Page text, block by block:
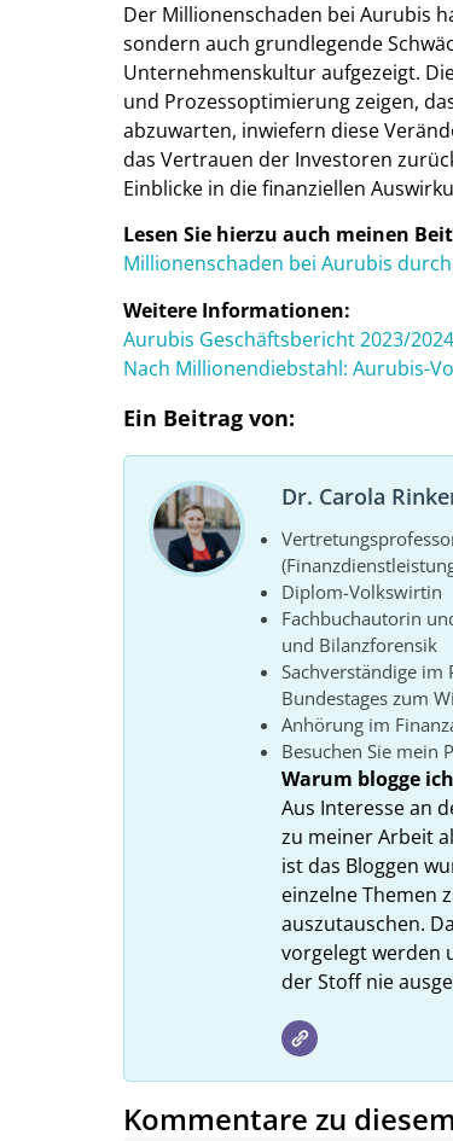
Der Millionenschaden bei Aurubis
sondern auch grundlegende
Unternehmenskultur aufgezeigt.
und Prozessoptimierung zeigen,
abzuwarten, inwiefern diese
das Vertrauen der Investoren
Einblicke in die finanziellen
Lesen Sie hierzu auch meinen
Millionenschaden bei Aurubis
Weitere Informationen:
Aurubis Geschäftsbericht 2023/2024
Nach Millionendiebstahl: Aurubis-
Ein Beitrag von:
Dr. Carola
Diplom-Volkswirtin
Fachbuchautorin
und Bilanzforensik
Sachverständige im
Bundestages zum
Anhörung im
Besuchen Sie mein
Warum blogge
Aus Interesse an
zu meiner Arbeit
ist das Bloggen
einzelne Themen
auszutauschen.
vorgelegt werden
der Stoff nie
Kommentare zu